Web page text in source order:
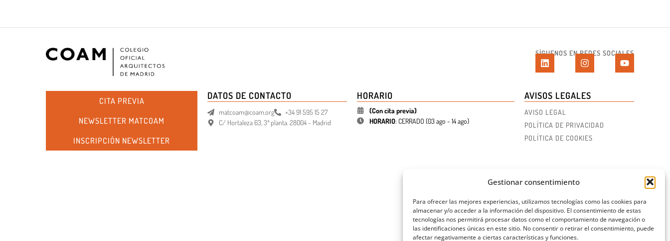
Gestionar consentimiento
Para ofrecer las mejores experiencias, utilizamos tecnologías como las cookies para
almacenar y/o acceder a la información del dispositivo. El consentimiento de estas
tecnologías nos permitirá procesar datos como el comportamiento de navegación o
las identificaciones únicas en este sitio. No consentir o retirar el consentimiento, puede
afectar negativamente a ciertas características y funciones.
SÍGUENOS EN REDES SOCIALES
CITA PREVIA
NEWSLETTER MATCOAM
INSCRIPCIÓN NEWSLETTER
DATOS DE CONTACTO
matcoam@coam.org
+34 91 595 15 27
C/ Hortaleza 63, 3ª planta. 28004 - Madrid
HORARIO
(Con cita previa)
HORARIO: CERRADO (03 ago - 14 ago)
AVISOS LEGALES
AVISO LEGAL
POLÍTICA DE PRIVACIDAD
POLÍTICA DE COOKIES